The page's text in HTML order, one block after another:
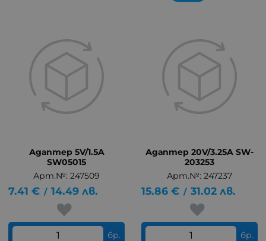
Адаптер 5V/1.5A
SW05015
Арт.№: 247509
7.41 € / 14.49 лв.
бр.
Адаптер 20V/3.25A SW-
203253
Арт.№: 247237
15.86 € / 31.02 лв.
бр.